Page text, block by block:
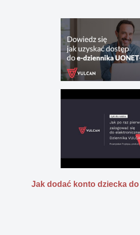
Jak dodać konto dziecka